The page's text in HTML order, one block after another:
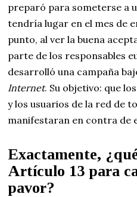
preparó para someterse a
tendría lugar en el mes de
punto, al ver la buena
parte de los responsables
desarrolló una campaña
Internet. Su objetivo: que
y los usuarios de la red de
manifestaran en contra de
Exactamente,
Artículo 13 para
pavor?